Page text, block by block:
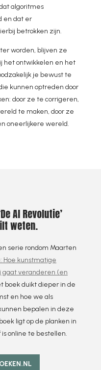
algoritmes
en dat er
betrokken zijn.
worden, blijven ze
het ontwikkelen en het
je bewust te
kunnen optreden door
door ze te corrigeren,
te maken, door ze
oneerlijkere wereld.
AI Revolutie’
weten.
serie rondom Maarten
Hoe kunstmatige
gaat veranderen (en
boek duikt dieper in de
en hoe we als
bepalen in deze
ligt op de planken in
online te bestellen.